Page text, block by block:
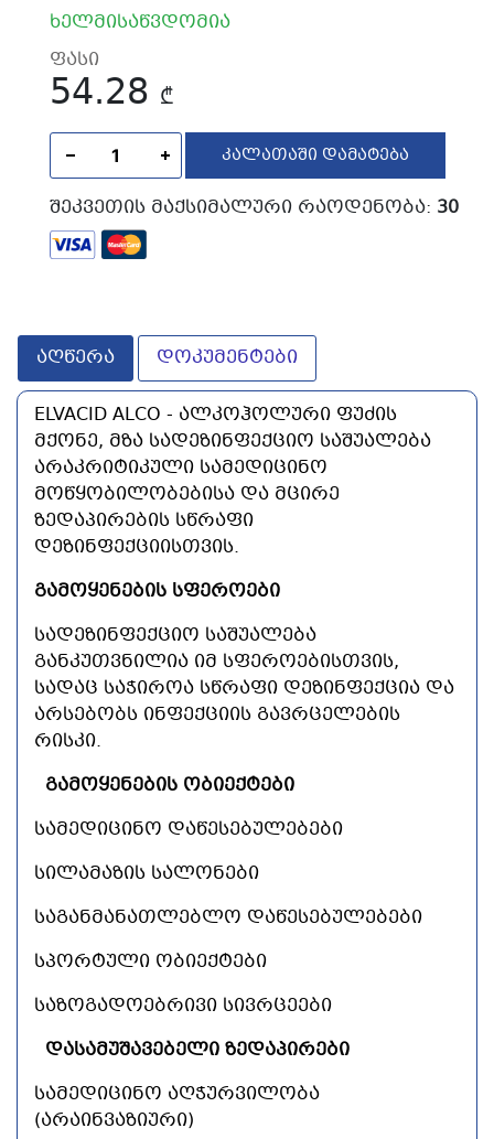
ხელმისაწვდომია
ფასი
54.28 ₾
ᲙᲐᲚᲐᲗᲐᲨᲘ ᲓᲐᲛᲐᲢᲔᲑᲐ
ᲨᲔᲙᲕᲔᲗᲘᲡ ᲛᲐᲥᲡᲘᲛᲐᲚᲣᲠᲘ ᲠᲐᲝᲓᲔᲜᲝᲑᲐ: 30
აღწერა დოკუმენტები
ELVACID ALCO - ᲐᲚᲙᲝᲰᲝᲚᲣᲠᲘ ᲤᲣᲫᲘᲡ
ᲛᲥᲝᲜᲔ, ᲛᲖᲐ ᲡᲐᲓᲔᲖᲘᲜᲤᲔᲥᲪᲘᲝ ᲡᲐᲨᲣᲐᲚᲔᲑᲐ
ᲐᲠᲐᲙᲠᲘᲢᲘᲙᲣᲚᲘ ᲡᲐᲛᲔᲓᲘᲪᲘᲜᲝ
ᲛᲝᲬᲧᲝᲑᲘᲚᲝᲑᲔᲑᲘᲡᲐ ᲓᲐ ᲛᲪᲘᲠᲔ
ᲖᲔᲓᲐᲞᲘᲠᲔᲑᲘᲡ ᲡᲬᲠᲐᲤᲘ
ᲓᲔᲖᲘᲜᲤᲔᲥᲪᲘᲘᲡᲗᲕᲘᲡ.
ᲒᲐᲛᲝᲧᲔᲜᲔᲑᲘᲡ ᲡᲤᲔᲠᲝᲔᲑᲘ
ᲡᲐᲓᲔᲖᲘᲜᲤᲔᲥᲪᲘᲝ ᲡᲐᲨᲣᲐᲚᲔᲑᲐ
ᲒᲐᲜᲙᲣᲗᲕᲜᲘᲚᲘᲐ ᲘᲛ ᲡᲤᲔᲠᲝᲔᲑᲘᲡᲗᲕᲘᲡ,
ᲡᲐᲓᲐᲪ ᲡᲐᲭᲘᲠᲝᲐ ᲡᲬᲠᲐᲤᲘ ᲓᲔᲖᲘᲜᲤᲔᲥᲪᲘᲐ ᲓᲐ
ᲐᲠᲡᲔᲑᲝᲑᲡ ᲘᲜᲤᲔᲥᲪᲘᲘᲡ ᲒᲐᲕᲠᲪᲔᲚᲔᲑᲘᲡ
ᲠᲘᲡᲙᲘ.
ᲒᲐᲛᲝᲧᲔᲜᲔᲑᲘᲡ ᲝᲑᲘᲔᲥᲢᲔᲑᲘ
ᲡᲐᲛᲔᲓᲘᲪᲘᲜᲝ ᲓᲐᲬᲔᲡᲔᲑᲣᲚᲔᲑᲔᲑᲘ
ᲡᲘᲚᲐᲛᲐᲖᲘᲡ ᲡᲐᲚᲝᲜᲔᲑᲘ
ᲡᲐᲒᲐᲜᲛᲐᲜᲐᲗᲚᲔᲑᲚᲝ ᲓᲐᲬᲔᲡᲔᲑᲣᲚᲔᲑᲔᲑᲘ
ᲡᲞᲝᲠᲢᲣᲚᲘ ᲝᲑᲘᲔᲥᲢᲔᲑᲘ
ᲡᲐᲖᲝᲒᲐᲓᲝᲔᲑᲠᲘᲕᲘ ᲡᲘᲕᲠᲪᲔᲔᲑᲘ
ᲓᲐᲡᲐᲛᲣᲨᲐᲕᲔᲑᲔᲚᲘ ᲖᲔᲓᲐᲞᲘᲠᲔᲑᲘ
ᲡᲐᲛᲔᲓᲘᲪᲘᲜᲝ ᲐᲦᲭᲣᲠᲕᲘᲚᲝᲑᲐ
(ᲐᲠᲐᲘᲜᲕᲐᲖᲘᲣᲠᲘ)